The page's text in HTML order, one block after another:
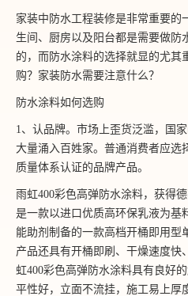
家装中防水工程装修是非常重要的
生间、厨房以及阳台都是需要做防
的，而防水涂料的选择就显的尤其
购？家装防水需要注意什么？
防水涂料如何选购
1、认品牌。市场上歪货泛滥，国
大量涌入百姓家。普通消费者应选
质量体系认证的品牌产品。
雨虹400彩色高弹防水涂料，获得
是一款以进口优质高环保乳液为基
能助剂制备的一款高档开桶即用型
产品还具有开桶即刷、干燥速度快
虹400彩色高弹防水涂料具有良好
平性好，立面不流挂，施工易上厚